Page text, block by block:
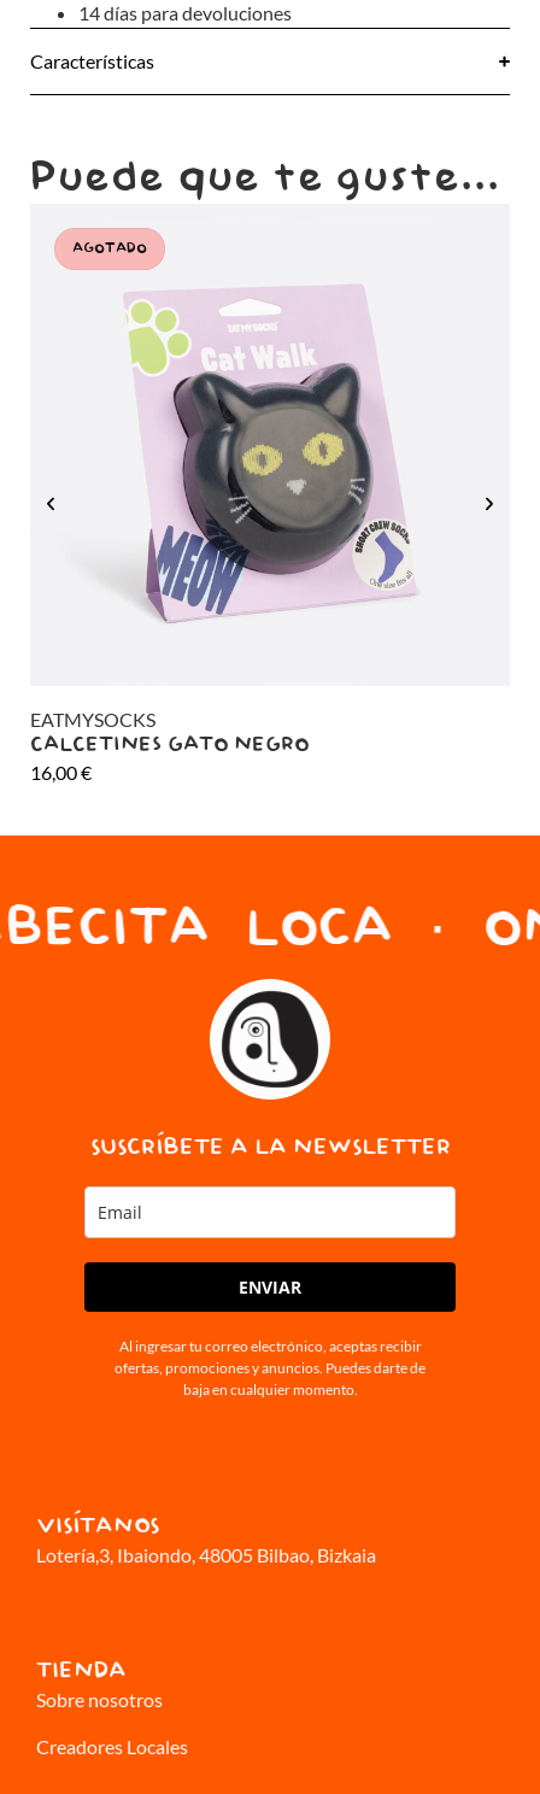
14 días para devoluciones
Características
Puede que te guste...
AGOTADO
EATMYSOCKS
CALCETINES GATO NEGRO
16,00€
LOCA ·
SUSCRÍBETE A LA NEWSLETTER
ENVIAR
Al ingresar tu correo electrónico, aceptas recibir
ofertas, promociones y anuncios. Puedes darte de
baja en cualquier momento.
VISÍTANOS
Lotería,3, Ibaiondo, 48005 Bilbao, Bizkaia
TIENDA
Sobre nosotros
Creadores Locales